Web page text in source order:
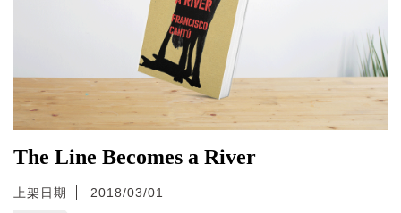
The Line Becomes a River
上架日期 2018/03/01